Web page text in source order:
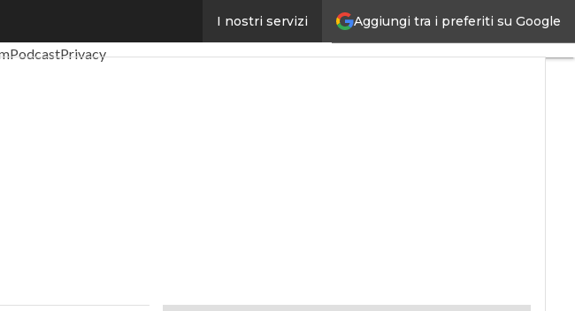
Aggiungi tra i preferiti su Google
I nostri servizi
PodcastPrivacy